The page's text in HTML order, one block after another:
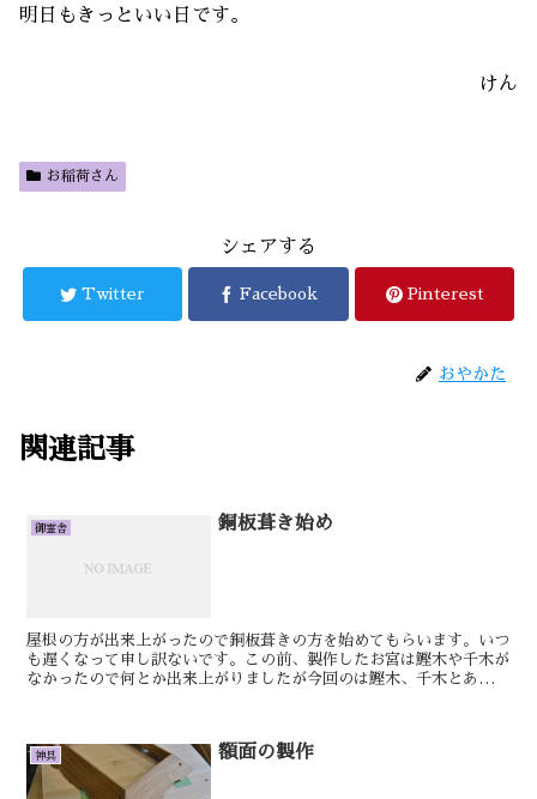
明日もきっといい日です。
けん
お稲荷さん
シェアする
Twitter Facebook Pinterest
おやかた
関連記事
御霊舎 銅板葺き始め
屋根の方が出来上がったので銅板葺きの方を始めてもらいます。いつ
も遅くなって申し訳ないです。この前、製作したお宮は鰹木や千木が
なかったので何とか出来上がりましたが今回のは鰹木、千木とあるの
神具 額面の製作